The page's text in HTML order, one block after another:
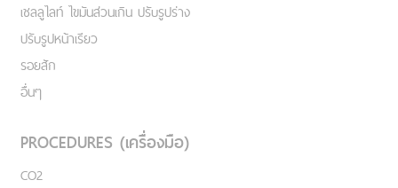
เชลลูไลท์ ไขมันส่วนเกิน ปรับรูปร่าง
ปรับรูปหน้าเรียว
รอยสัก
อื่นๆ
PROCEDURES (เครื่องมือ)
CO2